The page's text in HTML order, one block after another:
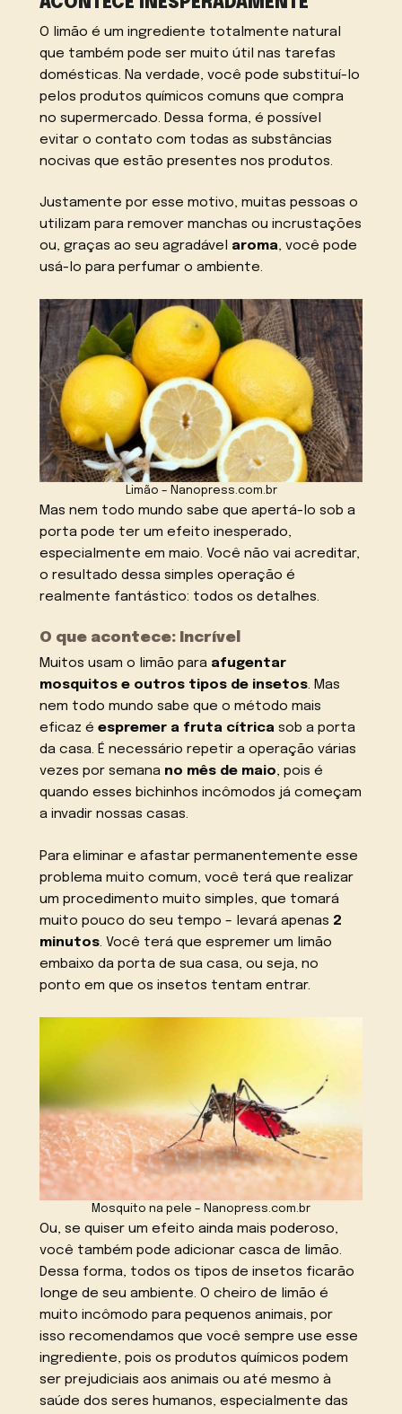
O limão é um ingrediente totalmente natural
que também pode ser muito útil nas tarefas
domésticas. Na verdade, você pode substituí-lo
pelos produtos químicos comuns que compra
no supermercado. Dessa forma, é possível
evitar o contato com todas as substâncias
nocivas que estão presentes nos produtos.
Justamente por esse motivo, muitas pessoas o
utilizam para remover manchas ou incrustações
ou, graças ao seu agradável aroma, você pode
usá-lo para perfumar o ambiente.
Limão – Nanopress.com.br
Mas nem todo mundo sabe que apertá-lo sob a
porta pode ter um efeito inesperado,
especialmente em maio. Você não vai acreditar,
o resultado dessa simples operação é
realmente fantástico: todos os detalhes.
O que acontece: Incrível
Muitos usam o limão para afugentar
mosquitos e outros tipos de insetos. Mas
nem todo mundo sabe que o método mais
eficaz éespremer a fruta cítrica sob a porta
da casa. É necessário repetir a operação várias
vezes por semana no mês de maio, pois é
quando esses bichinhos incômodos já começam
a invadir nossas casas.
Para eliminar e afastar permanentemente esse
problema muito comum, você terá que realizar
um procedimento muito simples, que tomará
muito pouco do seu tempo – levará apenas 2
minutos. Você terá que espremer um limão
embaixo da porta de sua casa, ou seja, no
ponto em que os insetos tentam entrar.
Mosquito na pele – Nanopress.com.br
Ou, se quiser um efeito ainda mais poderoso,
você também pode adicionar casca de limão.
Dessa forma, todos os tipos de insetos ficarão
longe de seu ambiente. O cheiro de limão é
muito incômodo para pequenos animais, por
isso recomendamos que você sempre use esse
ingrediente, pois os produtos químicos podem
ser prejudiciais aos animais ou até mesmo à
saúde dos seres humanos, especialmente das